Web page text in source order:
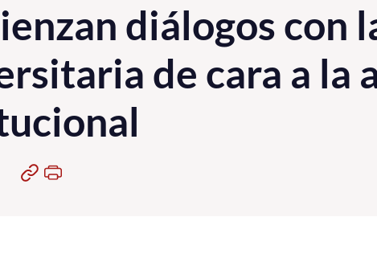
diálogos con
de cara a la